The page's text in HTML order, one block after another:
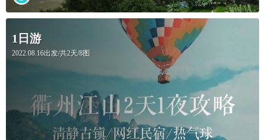
1日游
2022.08.16出发/共2天/8图